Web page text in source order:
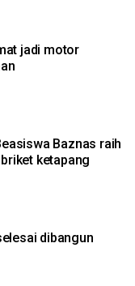
jadi motor
Baznas raih
ketapang
dibangun